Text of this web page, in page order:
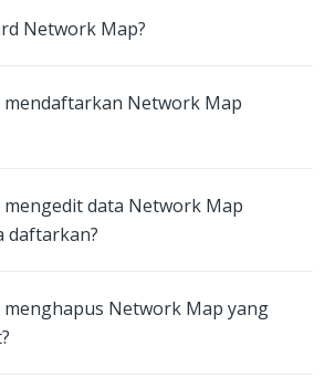
Network Map?
mendaftarkan Network Map
mengedit data Network Map
daftarkan?
menghapus Network Map yang